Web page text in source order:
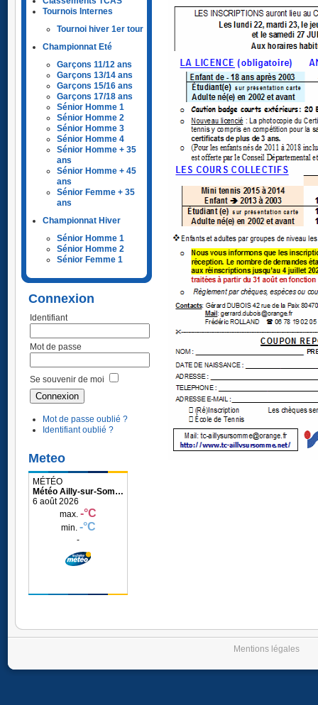
Tournois Internes
Tournoi hiver 1er tour
Championnat Eté
Garçons 11/12 ans
Garçons 13/14 ans
Garçons 15/16 ans
Garçons 17/18 ans
Sénior Homme 1
Sénior Homme 2
Sénior Homme 3
Sénior Homme 4
Sénior Homme + 35
ans
Sénior Homme + 45
ans
Sénior Femme + 35
ans
Championnat Hiver
Sénior Homme 1
Sénior Homme 2
Sénior Femme 1
Connexion
Identifiant
Mot de passe
Se souvenir de moi
Mot de passe oublié ?
Identifiant oublié ?
Meteo
Météo Ailly-sur-Somme
Mentions légales